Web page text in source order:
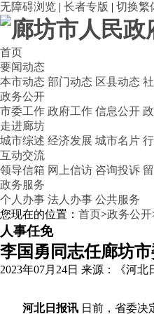
无障碍浏览 | 长者专版 | 切换繁
首页
要闻动态
本市动态 部门动态 区县动态
政务公开
市委工作 政府工作 信息公开
走进廊坊
城市综述 经济发展 城市名片
互动交流
领导信箱 网上信访 咨询投诉
政务服务
个人办事 法人办事 公共服务
您现在的位置： 首页>政务公开
人事任免
李国勇同志任廊坊
2023年07月24日 来源：《河北
河北日报讯 日前，省委决